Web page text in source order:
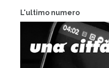
L'ultimo numero